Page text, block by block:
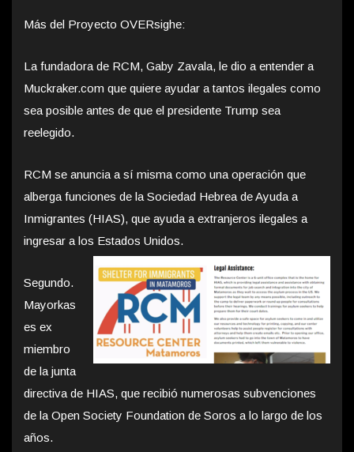
Más del Proyecto OVERsighe:
La fundadora de RCM, Gaby Zavala, le dio a entender a
Muckraker.com que quiere ayudar a tantos ilegales como
sea posible antes de que el presidente Trump sea
reelegido.
RCM se anuncia a sí misma como una operación que
alberga funciones de la Sociedad Hebrea de Ayuda a
Inmigrantes (HIAS), que ayuda a extranjeros ilegales a
ingresar a los Estados Unidos.
Segundo.
Mayorkas
es ex
miembro
de la junta
directiva de HIAS, que recibió numerosas subvenciones
de la Open Society Foundation de Soros a lo largo de los
años.